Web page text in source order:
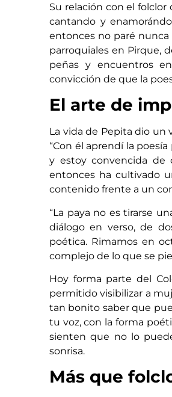
Su relación con el folclor
cantando y
entonces no paré nunca
parroquiales en Pirque,
peñas y encuentros
convicción de que la
El arte de
La vida de Pepita dio un
“Con él aprendí la
y estoy convencida de
entonces ha cultivado
contenido frente a un
“La paya no es tirarse
diálogo en verso, de
poética. Rimamos en
complejo de lo que se
Hoy forma parte del
permitido visibilizar a
tan bonito saber que
tu voz, con la forma
sienten que no lo
sonrisa.
Más que